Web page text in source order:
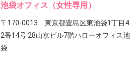
池袋オフィス（女性専用）
〒170-0013 東京都豊島区東池袋1丁目4
2番14号 28山京ビル7階ハローオフィス池
袋